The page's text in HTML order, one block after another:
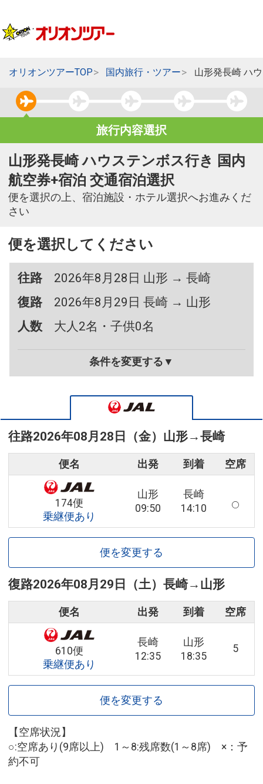
オリオンツアーTOP 国内旅行・ツアー 山形発長崎 ハ
旅行内容選択
山形発長崎 ハウステンボス行き 国内
航空券+宿泊 交通宿泊選択
便を選択の上、宿泊施設・ホテル選択へお進みくだ
さい
便を選択してください
往路
2026年8月28日 山形 → 長崎
復路
2026年8月29日 長崎 → 山形
人数
大人2名・子供0名
条件を変更する▼
往路2026年08月28日（金） 山形→長崎
便名 出発 到着 空席
174便
乗継便あり
山形
09:50
長崎
14:10
便を変更する
復路2026年08月29日（土） 長崎→ 山形
便名 出発 到着 空席
610便
乗継便あり
長崎
12:35
山形
18:35
5
便を変更する
【空席状況】
○:空席あり(9席以上) 1～8:残席数(1～8席) ×：予
約不可